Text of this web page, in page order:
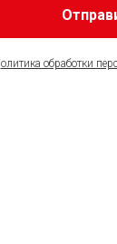
олитика обработки